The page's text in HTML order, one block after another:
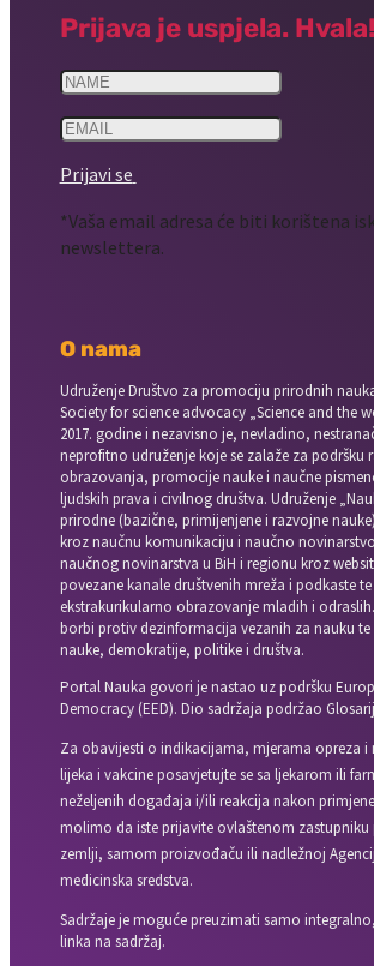
Prijava je uspjela. Hvala!
Prijavi se
*Vaša email adresa će biti korištena
newslettera.
O nama
Udruženje Društvo za promociju prirodnih
Society for science advocacy „Science and the
2017. godine i nezavisno je, nevladino,
neprofitno udruženje koje se zalaže za podršku
obrazovanja, promocije nauke i naučne
ljudskih prava i civilnog društva. Udruženje
prirodne (bazične, primijenjene i razvojne
kroz naučnu komunikaciju i naučno
naučnog novinarstva u BiH i regionu kroz
povezane kanale društvenih mreža i podkaste
ekstrakurikularno obrazovanje mladih i
borbi protiv dezinformacija vezanih za nauku
nauke, demokratije, politike i društva.
Portal Nauka govori je nastao uz podršku
Democracy (EED). Dio sadržaja podržao
Za obavijesti o indikacijama, mjerama opreza i
lijeka i vakcine posavjetujte se sa ljekarom ili
neželjenih događaja i/ili reakcija nakon
molimo da iste prijavite ovlaštenom zastupniku
zemlji, samom proizvođaču ili nadležnoj
medicinska sredstva.
Sadržaje je moguće preuzimati samo
linka na sadržaj.